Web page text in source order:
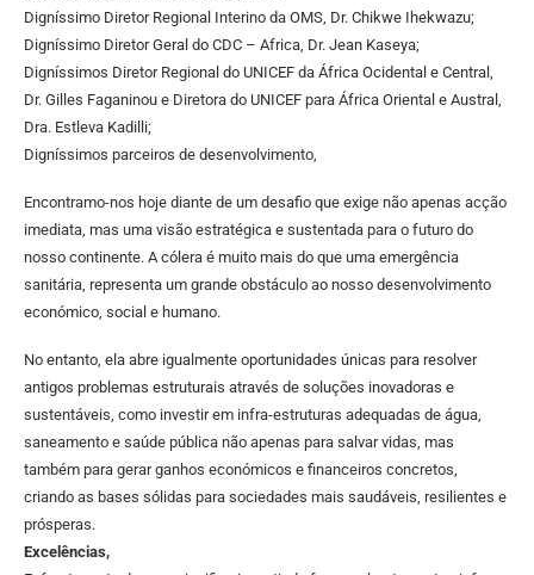
Digníssimo Diretor Regional Interino da OMS, Dr. Chikwe Ihekwazu;
Digníssimo Diretor Geral do CDC – Africa, Dr. Jean Kaseya;
Digníssimos Diretor Regional do UNICEF da África Ocidental e Central,
Dr. Gilles Faganinou e Diretora do UNICEF para África Oriental e Austral,
Dra. Estleva Kadilli;
Digníssimos parceiros de desenvolvimento,
Encontramo-nos hoje diante de um desafio que exige não apenas acção
imediata, mas uma visão estratégica e sustentada para o futuro do
nosso continente. A cólera é muito mais do que uma emergência
sanitária, representa um grande obstáculo ao nosso desenvolvimento
económico, social e humano.
No entanto, ela abre igualmente oportunidades únicas para resolver
antigos problemas estruturais através de soluções inovadoras e
sustentáveis, como investir em infra-estruturas adequadas de água,
saneamento e saúde pública não apenas para salvar vidas, mas
também para gerar ganhos económicos e financeiros concretos,
criando as bases sólidas para sociedades mais saudáveis, resilientes e
prósperas.
Excelências,